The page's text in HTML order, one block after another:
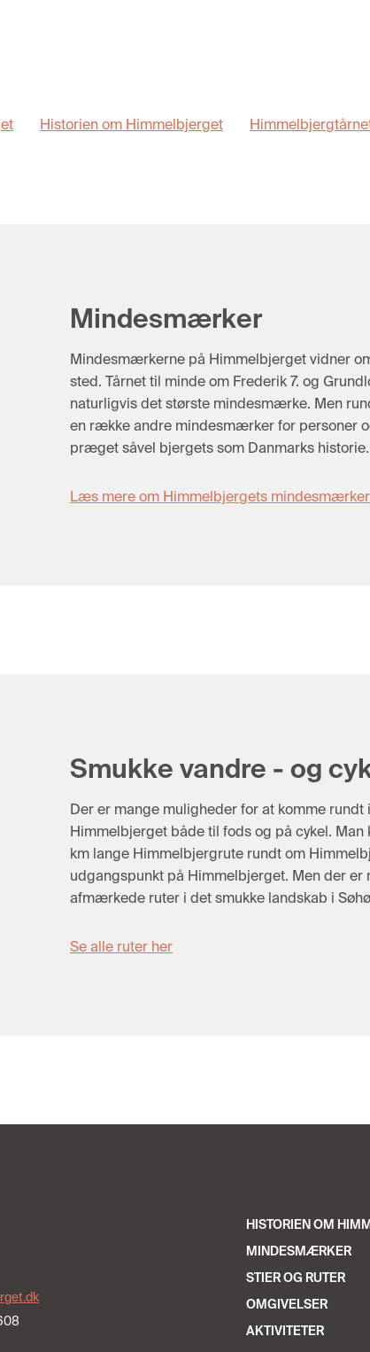
Historien om Himmelbjerget
Mindesmærker
Mindesmærkerne på Himmelbjerget vidner
sted. Tårnet til minde om Frederik 7. og
naturligvis det største mindesmærke. Men
en række andre mindesmærker for personer
præget såvel bjergets som Danmarks historie.
Læs mere om Himmelbjergets mindesmærker
Smukke vandre - og
Der er mange muligheder for at komme rundt
Himmelbjerget både til fods og på cykel. Man
km lange Himmelbjergrute rundt om
udgangspunkt på Himmelbjerget. Men der er
afmærkede ruter i det smukke landskab i
Se alle ruter her
HISTORIEN OM
MINDESMÆRKER
STIER OG RUTER
OMGIVELSER
AKTIVITETER